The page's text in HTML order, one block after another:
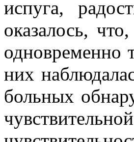
испуга,
оказалось,
одновременно
них
больных